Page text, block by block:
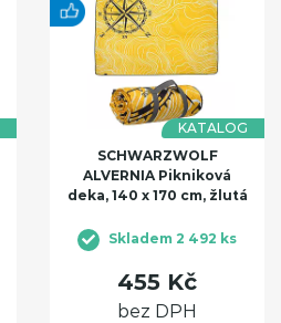
KATALOG
SCHWARZWOLF
ALVERNIA Pikniková
deka, 140 x 170 cm, žlutá
Skladem 2 492 ks
455 Kč
bez DPH